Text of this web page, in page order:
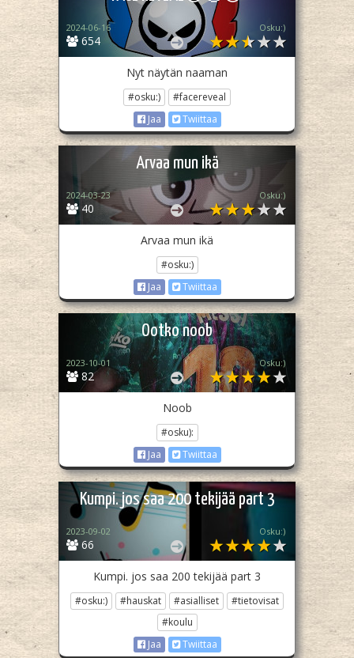
654
2024-06-16 Osku:)
Nyt näytän naaman
#osku:)
#facereveal
Jaa
Twiittaa
Arvaa mun ikä
40
2024-03-23 Osku:)
Arvaa mun ikä
#osku:)
Jaa
Twiittaa
Ootko noob
82
2023-10-01 Osku:)
Noob
#osku):
Jaa
Twiittaa
Kumpi. jos saa 200 tekijää part 3
66
2023-09-02 Osku:)
Kumpi. jos saa 200 tekijää part 3
#osku:) #hauskat #asialliset
#tietovisat
#koulu
Jaa
Twiittaa